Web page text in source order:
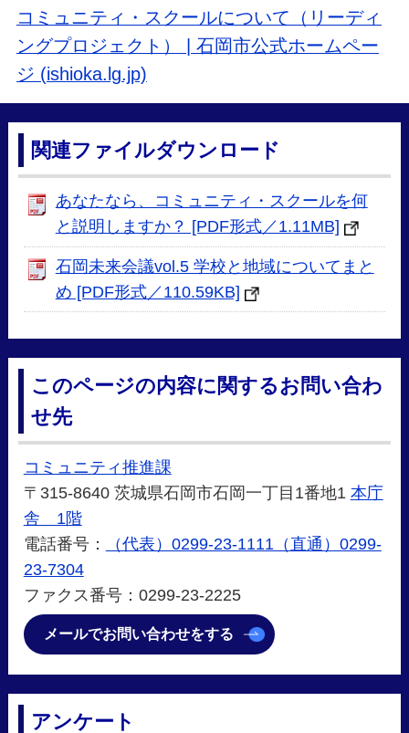
コミュニティ・スクールについて（リーディ
ングプロジェクト） | 石岡市公式ホームペー
ジ (ishioka.lg.jp)
関連ファイルダウンロード
あなたなら、コミュニティ・スクールを何
と説明しますか？ [PDF形式／1.11MB]
石岡未来会議vol.5 学校と地域についてまと
め [PDF形式／110.59KB]
このページの内容に関するお問い合わ
せ先
コミュニティ推進課
〒315-8640 茨城県石岡市石岡一丁目1番地1 本庁
舎 1階
電話番号：
（代表）0299-23-1111（直通）0299-
23-7304
ファクス番号：0299-23-2225
メールでお問い合わせをする
アンケート